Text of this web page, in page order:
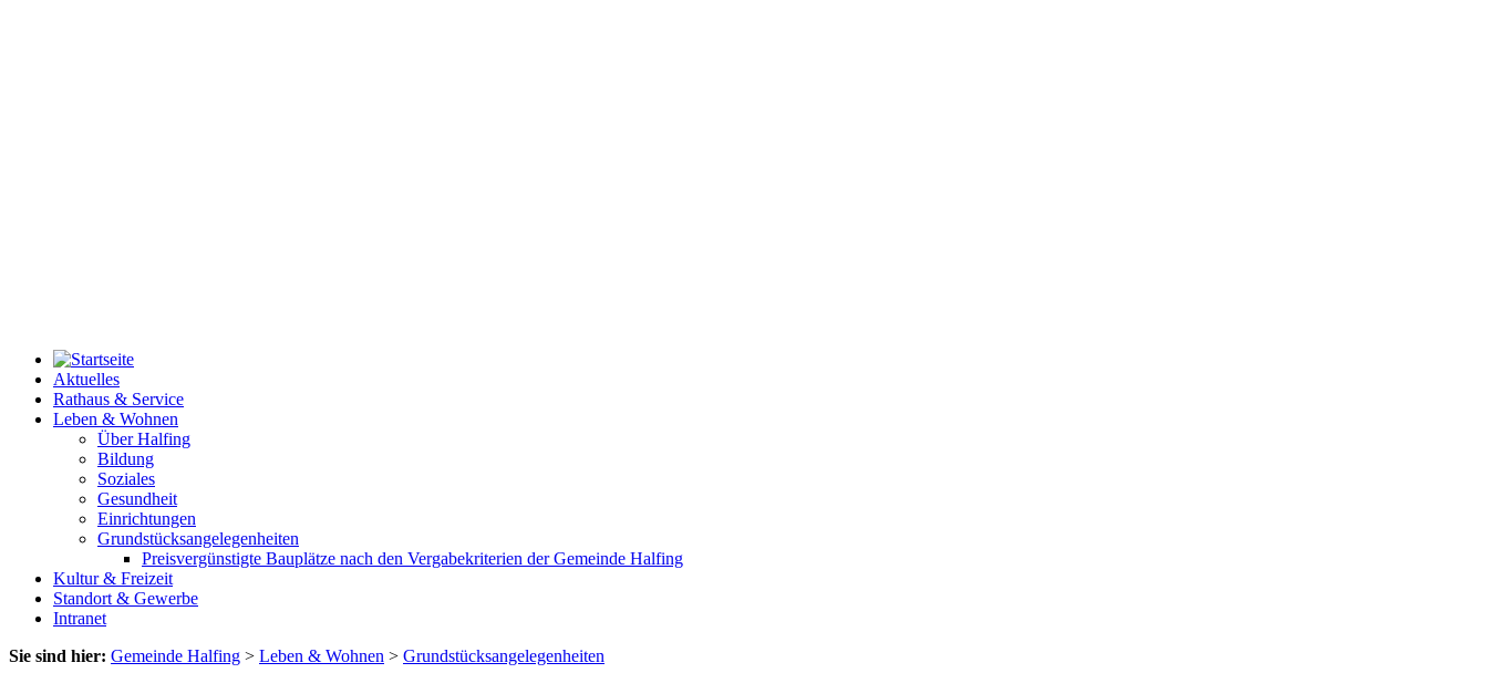
Aktuelles
Rathaus & Service
Leben & Wohnen
Über Halfing
Bildung
Soziales
Gesundheit
Einrichtungen
Grundstücksangelegenheiten
Preisvergünstigte Bauplätze nach den Vergabekriterien der Gemeinde Halfing
Kultur & Freizeit
Standort & Gewerbe
Intranet
Sie sind hier: Gemeinde Halfing > Leben & Wohnen > Grundstücksangelegenheiten